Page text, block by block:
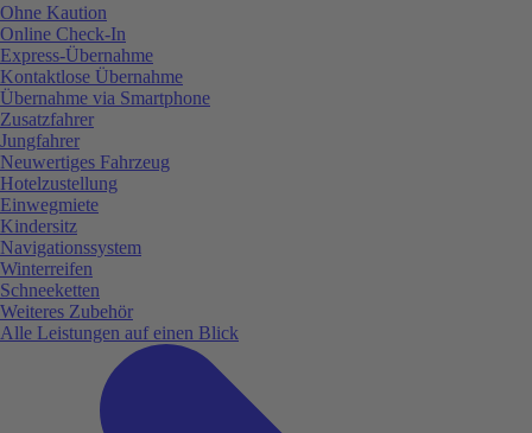
Ohne Kaution
Online Check-In
Express-Übernahme
Kontaktlose Übernahme
Übernahme via Smartphone
Zusatzfahrer
Jungfahrer
Neuwertiges Fahrzeug
Hotelzustellung
Einwegmiete
Kindersitz
Navigationssystem
Winterreifen
Schneeketten
Weiteres Zubehör
Alle Leistungen auf einen Blick